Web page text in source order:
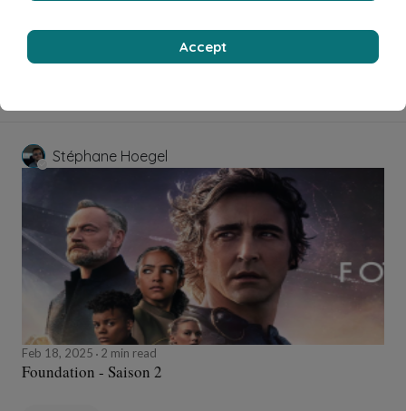
Le Problème à Trois Corps - Saison 1
Stéphane Hoegel
Feb 18, 2025 2 min read
Foundation - Saison 2
Accept